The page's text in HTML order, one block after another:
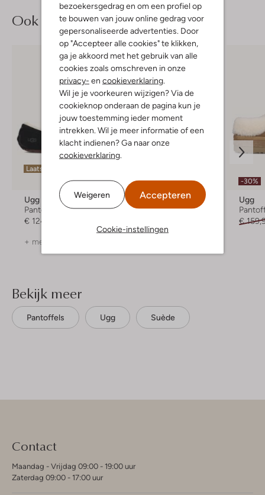
bezoekersgedrag en om een profiel op
te bouwen van jouw online gedrag voor
gepersonaliseerde advertenties. Door
op "Accepteer alle cookies" te klikken,
ga je akkoord met het gebruik van alle
cookies zoals omschreven in onze
privacy- en cookieverklaring.
Wil je je voorkeuren wijzigen? Via de
cookieknop onderaan de pagina kun je
jouw toestemming ieder moment
intrekken. Wil je meer informatie of een
klacht indienen? Ga naar onze
cookieverklaring.
Weigeren Accepteren
Cookie-instellingen
Ook iets voor jou?
Laatste maten
Ugg
Pantoffels
€ 124,99
+ meer kleuren
Ugg
Pantoffels
-30%
Ugg
€
Bekijk meer
Pantoffels Ugg Suède
Contact
Maandag - Vrijdag 09:00 - 19:00 uur
Zaterdag 09:00 - 17:00 uur